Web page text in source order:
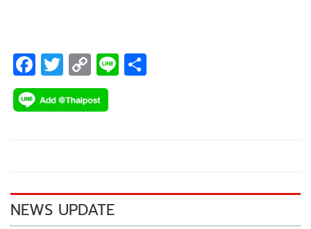
F
ac
e
k
T
wi
tt
C
o
p
k
Li
NEWS UPDATE